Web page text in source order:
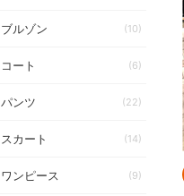
ブルゾン (10)
コート (6)
パンツ (22)
スカート (14)
ワンピース (9)